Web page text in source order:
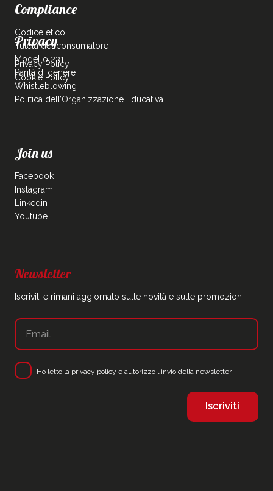
Compliance
Codice etico
Tutela del consumatore
Modello 231
Parità di genere
Whistleblowing
Politica dell’Organizzazione Educativa
Privacy
Privacy Policy
Cookie Policy
Join us
Facebook
Instagram
Linkedin
Youtube
Newsletter
Iscriviti e rimani aggiornato sulle novità e sulle promozioni
Ho letto la privacy policy e autorizzo l'invio della newsletter